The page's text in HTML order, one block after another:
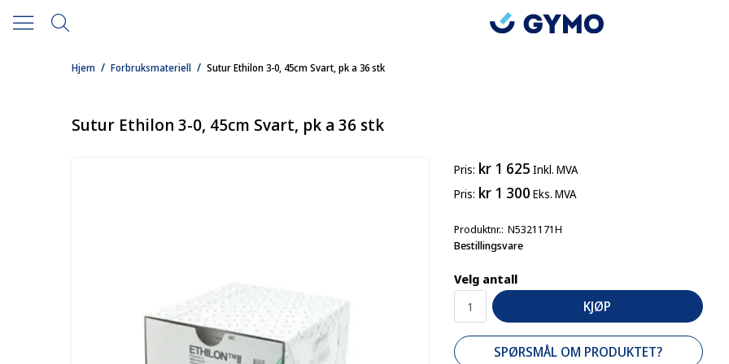
/
Hjem /
Forbruksmateriell Sutur Ethilon 3-0, 45cm Svart, pk a 36 stk
Sutur Ethilon 3-0, 45cm Svart, pk a 36 stk
Pris kr 1 625 Inkl. MVA
Pris kr 1 300 Eks. MVA
Produktnr. N5321171H
Bestillingsvare
Velg antall
KJØP
SPØRSMÅL OM PRODUKTET?